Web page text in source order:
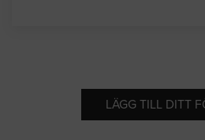
LÄGG TILL DITT